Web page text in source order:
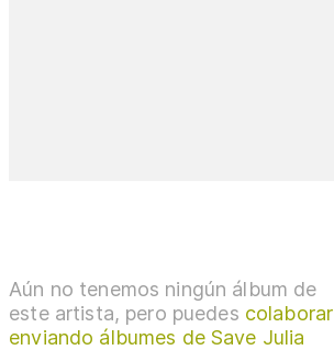
Aún no tenemos ningún álbum de
este artista, pero puedes colaborar
enviando álbumes de Save Julia